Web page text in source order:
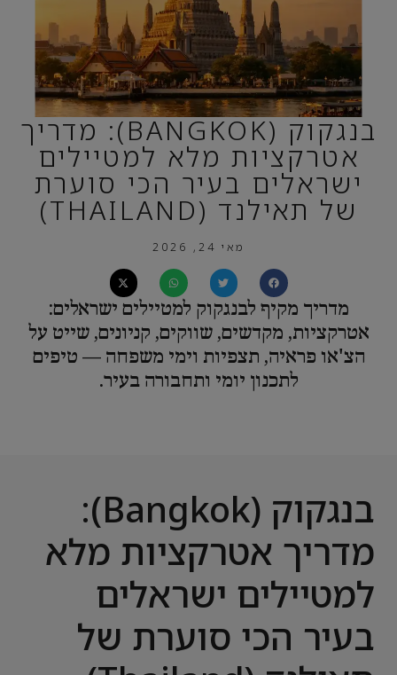
בנגקוק (BANGKOK): מדריך
אטרקציות מלא למטיילים
ישראלים בעיר הכי סוערת
של תאילנד (THAILAND)
מאי 24, 2026
מדריך מקיף לבנגקוק למטיילים ישראלים:
אטרקציות, מקדשים, שווקים, קניונים, שייט על
הצ'או פראיה, תצפיות וימי משפחה — טיפים
לתכנון יומי ותחבורה בעיר.
בנגקוק (Bangkok):
מדריך אטרקציות מלא
למטיילים ישראלים
בעיר הכי סוערת של